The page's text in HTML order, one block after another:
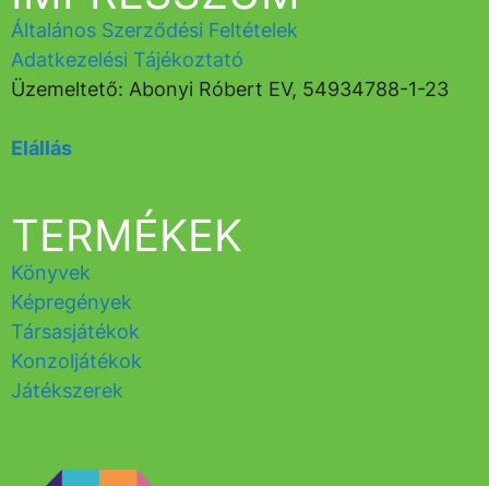
TERMÉKEK
Könyvek
Képregények
Társasjátékok
Konzoljátékok
Játékszerek
Általános Szerződési Feltételek
Adatkezelési Tájékoztató
Üzemeltető: Abonyi Róbert EV, 54934788-1-23
Elállás